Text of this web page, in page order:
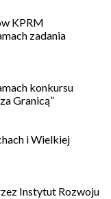
KPRM
zadania
konkursu
Granicą”
i Wielkiej
Instytut Rozwoju